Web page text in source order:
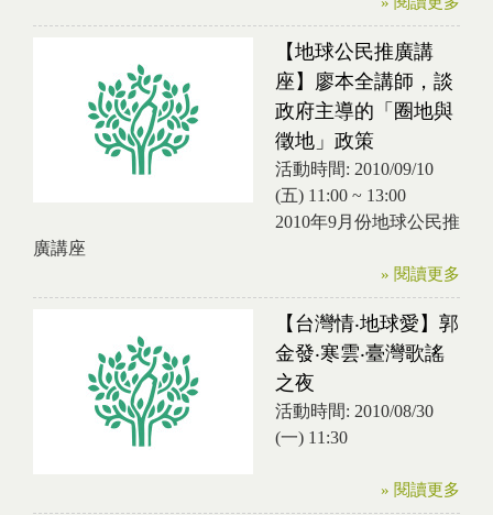
【地球公民推廣講
座】廖本全講師，談
政府主導的「圈地與
徵地」政策
活動時間: 2010/09/10
(五) 11:00 ~ 13:00
2010年9月份地球公民推
廣講座
» 閱讀更多
【台灣情‧地球愛】郭
金發‧寒雲‧臺灣歌謠
之夜
活動時間: 2010/08/30
(一) 11:30
» 閱讀更多